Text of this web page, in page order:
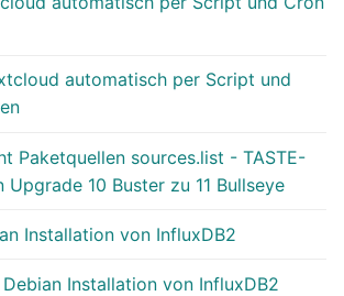
automatisch per Script und
Paketquellen sources.list - TASTE-
Upgrade 10 Buster zu 11 Bullseye
Installation von InfluxDB2
Debian Installation von InfluxDB2